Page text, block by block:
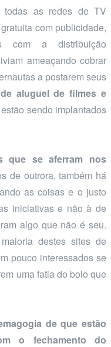
todas as redes de TV
com publicidade,
com a distribuição
ameaçando cobrar
a postarem seus
aluguel de filmes e
sendo implantados
que se aferram nos
de outrora, também há
as coisas e o justo
iniciativas e não à de
algo que não é seu.
destes sites de
pouco interessados se
uma fatia do bolo que
de que estão
o fechamento do